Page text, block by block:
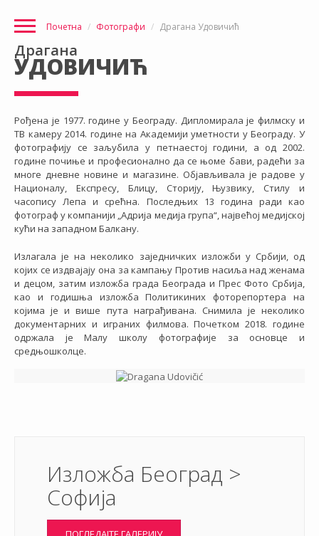
Почетна Фотографи Драгана Удовичић
Драгана
УДОВИЧИЋ
Рођена је 1977. године у Београду. Дипломирала је филмску и
ТВ камеру 2014. године на Академији уметности у Београду. У
фотографију се заљубила у петнаестој години, а од 2002.
године почиње и професионално да се њоме бави, радећи за
многе дневне новине и магазине. Објављивала је радове у
Националу, Експресу, Блицу, Сторију, Њузвику, Стилу и
часопису Лепа и срећна. Последњих 13 година ради као
фотограф у компанији „Адрија медија група“, највећој медијској
кући на западном Балкану.
Излагала је на неколико заједничких изложби у Србији, од
којих се издвајају она за кампању Против насиља над женама
и децом, затим изложба града Београда и Прес Фото Србија,
као и годишња изложба Политикиних фоторепортера на
којима је и више пута награђивана. Снимила је неколико
документарних и играних филмова. Почетком 2018. године
одржала је Малу школу фотографије за основце и
средњошколце.
Изложба Београд >
Софија